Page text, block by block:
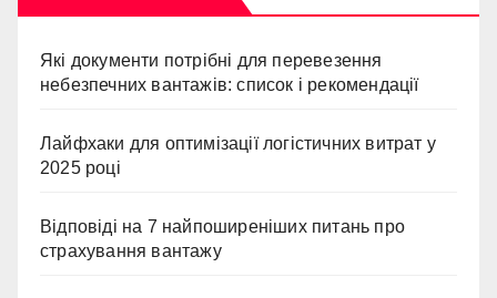
Які документи потрібні для перевезення
небезпечних вантажів: список і рекомендації
Лайфхаки для оптимізації логістичних витрат у
2025 році
Відповіді на 7 найпоширеніших питань про
страхування вантажу